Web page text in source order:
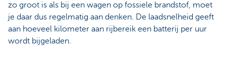
zo groot is als bij een wagen op fossiele brandstof, moet
je daar dus regelmatig aan denken. De laadsnelheid geeft
aan hoeveel kilometer aan rijbereik een batterij per uur
wordt bijgeladen.